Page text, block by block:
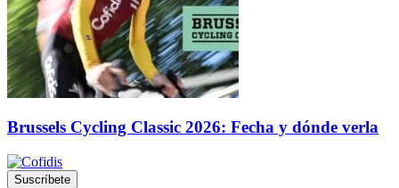
Brussels Cycling Classic 2026: Fecha y dónde verla
Suscríbete